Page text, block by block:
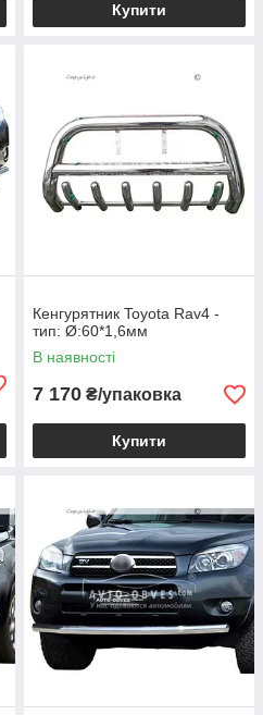
Купити
Кенгурятник Toyota Rav4 -
тип: Ø:60*1,6мм
В наявності
7 170 ₴/упаковка
Купити